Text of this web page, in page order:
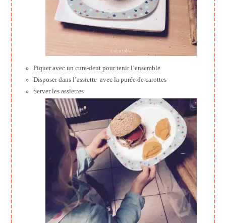
Piquer avec un cure-dent pour tenir l’ensemble
Disposer dans l’assiette avec la purée de carottes
Server les assiettes